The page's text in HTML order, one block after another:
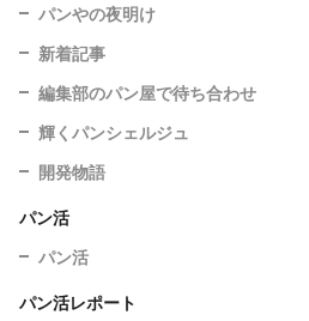
パンやの夜明け
新着記事
編集部のパン屋で待ち合わせ
輝くパンシェルジュ
開発物語
パン活
パン活
パン活レポート